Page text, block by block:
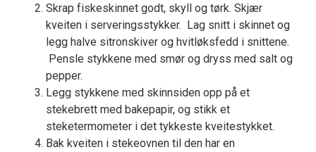
Skrap fiskeskinnet godt, skyll og tørk. Skjær
kveiten i serveringsstykker. Lag snitt i skinnet og
legg halve sitronskiver og hvitløksfedd i snittene.
Pensle stykkene med smør og dryss med salt og
pepper.
Legg stykkene med skinnsiden opp på et
stekebrett med bakepapir, og stikk et
steketermometer i det tykkeste kveitestykket.
Bak kveiten i stekeovnen til den har en